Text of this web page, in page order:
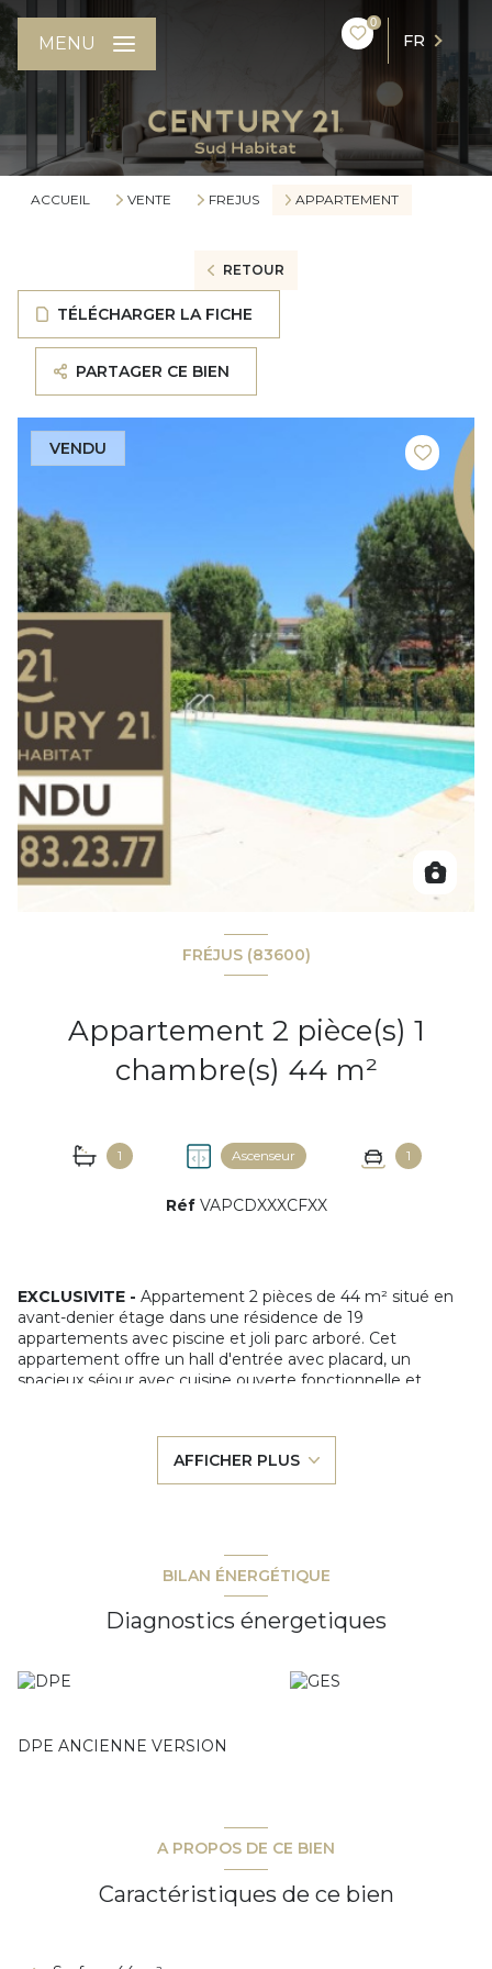
0
FR
MENU
ACCUEIL VENTE FREJUS APPARTEMENT
RETOUR
TÉLÉCHARGER LA FICHE
PARTAGER CE BIEN
VENDU
FRÉJUS (83600)
Appartement 2 pièce(s) 1
chambre(s) 44 m²
1 Ascenseur 1
Réf VAPCDXXXCFXX
EXCLUSIVITE - Appartement 2 pièces de 44 m² situé en
avant-denier étage dans une résidence de 19
appartements avec piscine et joli parc arboré. Cet
appartement offre un hall d'entrée avec placard, un
spacieux séjour avec cuisine ouverte fonctionnelle et
aménagé, une salle de bains et des WC indépendants. La
pièce de vie et la chambre donnent sur une large terrasse
de 13.58 m² exposée Sud-ouest. Une place de parking
AFFICHER PLUS
BILAN ÉNERGÉTIQUE
Diagnostics énergetiques
DPE ANCIENNE VERSION
A PROPOS DE CE BIEN
Caractéristiques de ce bien